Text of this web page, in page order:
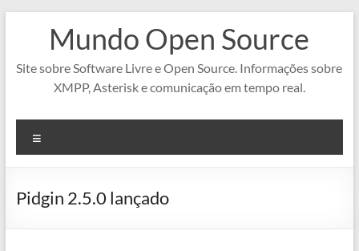
conteúdo
Mundo Open Source
Site sobre Software Livre e Open Source. Informações sobre
XMPP, Asterisk e comunicação em tempo real.
Pidgin 2.5.0 lançado